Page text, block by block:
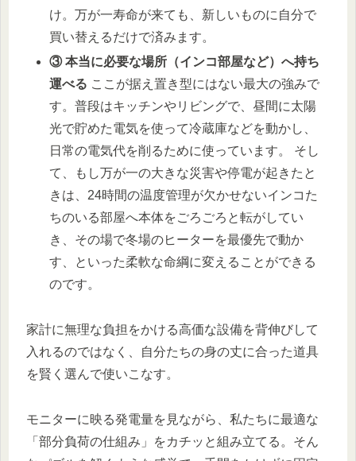
け。万が一寿命が来ても、新しいものに自分で
買い替えるだけで済みます。
③ 本当に必要な場所（インコ部屋など）へ持ち
運べる ここが据え置き型にはない最大の強みで
す。普段はキッチンやリビングで、昼間に太陽
光で貯めた電気を使って冷蔵庫などを動かし、
日常の電気代を削るために使っています。 そし
て、もし万が一の大きな災害や停電が起きたと
きは、24時間の温度管理が欠かせないインコた
ちのいる部屋へ本体をごろごろと転がしてい
き、その場で冬場のヒーターを最優先で動か
す、といった柔軟な命綱に変えることができる
のです。
家計に無理な負担をかける高価な設備を背伸びして
入れるのではなく、自分たちの身の丈に合った道具
を賢く選んで使いこなす。
モニターに映る発電量を見ながら、私たちに最適な
「部分負荷の仕組み」をカチッと組み立てる。そん